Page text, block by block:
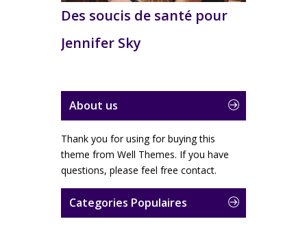
Des soucis de santé pour
Jennifer Sky
About us
Thank you for using for buying this
theme from Well Themes. If you have
questions, please feel free contact.
Categories Populaires